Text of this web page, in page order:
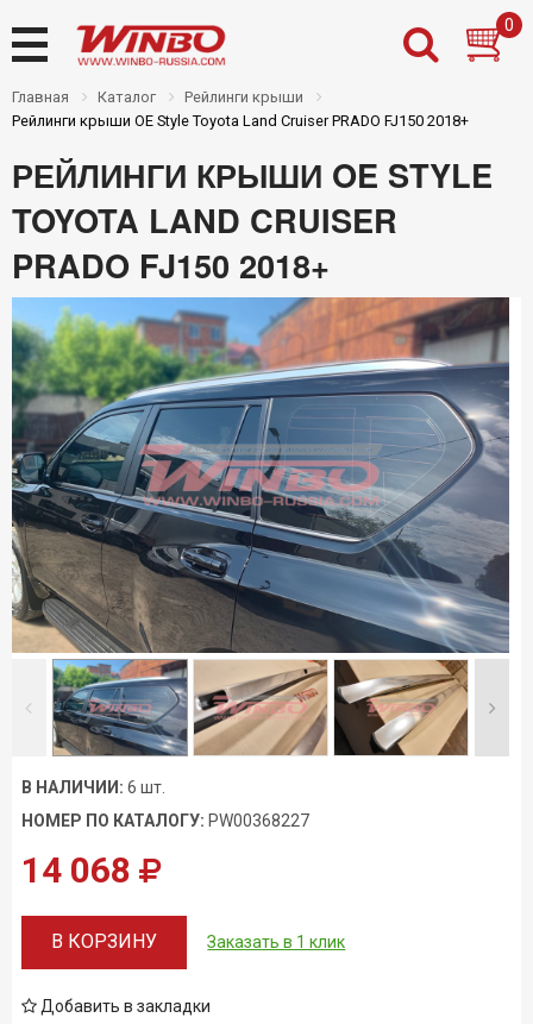
Назад
Товары на складе
Новинки
Распродажа
PDF каталоги Winbo
Назад
Новости
О нас
Назад
Дилерам
Частным клиентам
Доставка
Оплата
Установочный центр
Инструкции
Гарантии
Условия возврата
Назад
Контакты
Где купить
0
Главная Каталог
Рейлинги крыши
Рейлинги крыши OE Style Toyota Land Cruiser PRADO FJ150 2018+
РЕЙЛИНГИ КРЫШИ OE STYLE
TOYOTA LAND CRUISER
PRADO FJ150 2018+
В НАЛИЧИИ: 6 шт.
НОМЕР ПО КАТАЛОГУ: PW00368227
14 068
В КОРЗИНУ Заказать в 1 клик
Добавить в закладки